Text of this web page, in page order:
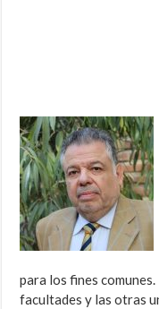
para los fines
facultades y las otras